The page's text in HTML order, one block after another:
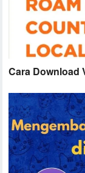
Cara Download